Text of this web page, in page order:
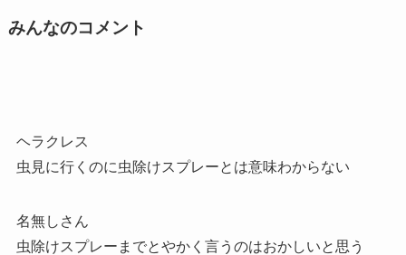
みんなのコメント
ヘラクレス
虫見に行くのに虫除けスプレーとは意味わからない
名無しさん
虫除けスプレーまでとやかく言うのはおかしいと思う